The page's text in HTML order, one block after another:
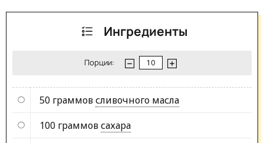
Ингредиенты
Порции:
50 граммовсливочного масла
100 граммовсахара